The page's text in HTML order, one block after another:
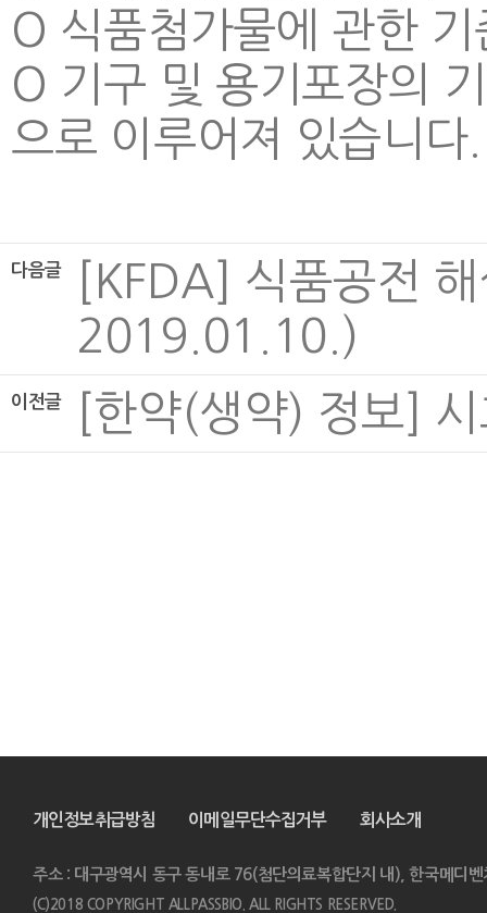
O 식품첨가물에 관한
O 기구 및 용기포장의
으로 이루어져 있습니다.
다음글
[KFDA] 식품공전
2019.01.10.)
이전글 [한약(생약) 정보]
개인정보취급방침 이메일무단수집거부 회사소개
주소 : 대구광역시 동구 동내로 76(첨단의료복합단지 내), 한국메디
(C)2018 COPYRIGHT ALLPASSBIO. ALL RIGHTS RESERVED.